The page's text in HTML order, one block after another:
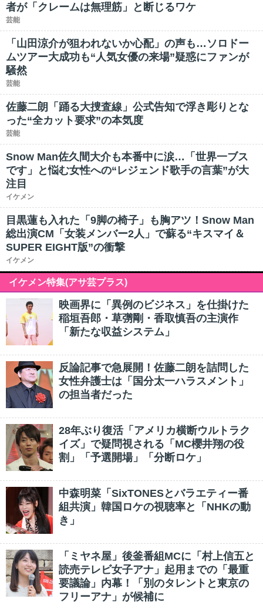
者が「クレームは無理筋」と断じるワケ
芸能
「山田涼介が狙われないか心配」の声も…ソロドー
ムツアー大成功も“人気女優の来場”疑惑にファンが
騒然
芸能
佐藤二朗「踊る大捜査線」公式告知で浮き彫りとな
った“全カット要求”の本気度
芸能
Snow Man佐久間大介も本番中に涙…「世界一ブス
です」と悩む女性への“レジェンド歌手の言葉”が大
注目
イケメン
目黒蓮も入れた「9脚の椅子」も胸アツ！Snow Man
総出演CM「女装メンバー2人」で蘇る“キスマイ＆
SUPER EIGHT版”の衝撃
イケメン
イケメン特集(アサ芸プラス)
映画界に「異例のビジネス」を仕掛けた
稲垣吾郎・草彅剛・香取慎吾の主演作
「新たな収益システム」
反論記事で急展開！佐藤二朗を詰問した
女性弁護士は「国分太一ハラスメント」
の担当者だった
28年ぶり復活「アメリカ横断ウルトラク
イズ」で疑問視される「MC櫻井翔の役
割」「予選開場」「分断ロケ」
中森明菜「SixTONESとバラエティー番
組共演」韓国ロケの視聴率と「NHKの動
き」
「ミヤネ屋」後釜番組MCに「村上信五と
読売テレビ女子アナ」起用までの「最重
要議論」内幕！「別のタレントと東京の
フリーアナ」が候補に